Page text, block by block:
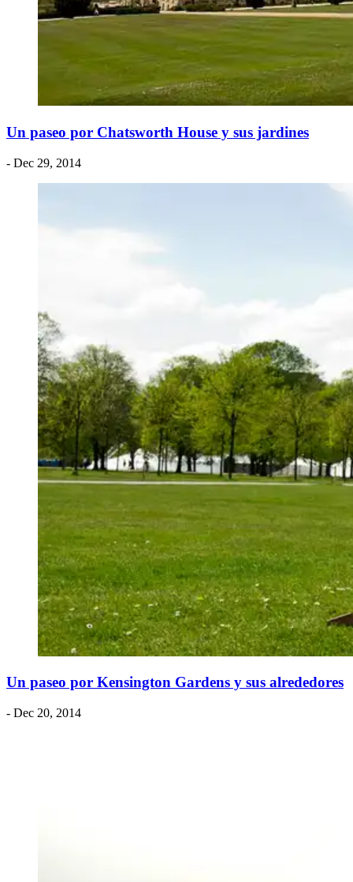
Un paseo por Chatsworth House y sus jardines
- Dec 29, 2014
Un paseo por Kensington Gardens y sus alrededores
- Dec 20, 2014